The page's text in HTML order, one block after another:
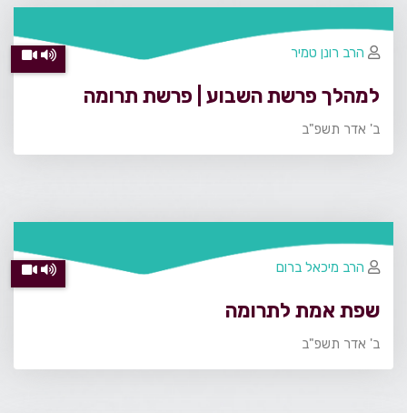
למהלך פרשת השבוע | פרשת תרומה
ב' אדר תשפ"ב
הרב רונן טמיר
שפת אמת לתרומה
ב' אדר תשפ"ב
הרב מיכאל ברום